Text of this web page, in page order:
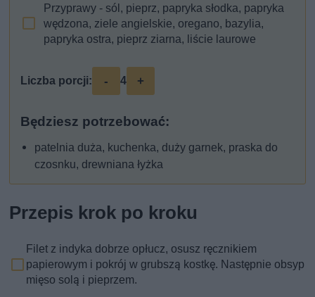
Przyprawy - sól, pieprz, papryka słodka, papryka
wędzona, ziele angielskie, oregano, bazylia,
papryka ostra, pieprz ziarna, liście laurowe
Liczba porcji: - 4 +
Będziesz potrzebować:
patelnia duża, kuchenka, duży garnek, praska do
czosnku, drewniana łyżka
Przepis krok po kroku
Filet z indyka dobrze opłucz, osusz ręcznikiem
papierowym i pokrój w grubszą kostkę. Następnie obsyp
mięso solą i pieprzem.